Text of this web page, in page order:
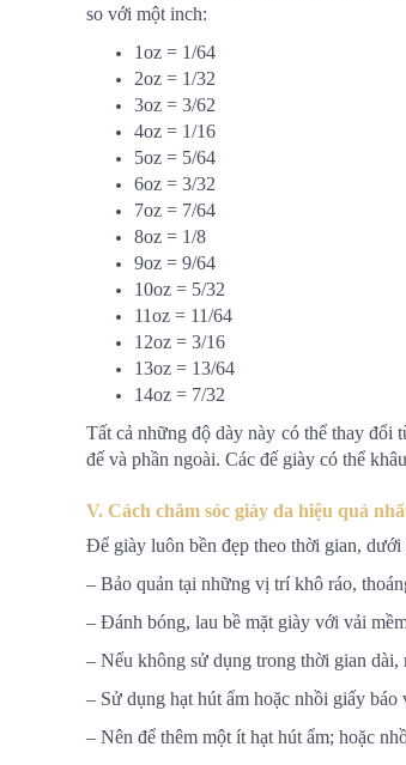
so với một inch:
1oz = 1/64
2oz = 1/32
3oz = 3/62
4oz = 1/16
5oz = 5/64
6oz = 3/32
7oz = 7/64
8oz = 1/8
9oz = 9/64
10oz = 5/32
11oz = 11/64
12oz = 3/16
13oz = 13/64
14oz = 7/32
Tất cả những độ dày này có thể thay đổi
đế và phần ngoài. Các đế giày có thể
V. Cách chăm sóc giày da hiệu quả
Để giày luôn bền đẹp theo thời gian,
– Bảo quản tại những vị trí khô ráo,
– Đánh bóng, lau bề mặt giày với vải
– Nếu không sử dụng trong thời gian
– Sử dụng hạt hút ẩm hoặc nhồi giấy
– Nên để thêm một ít hạt hút ẩm; hoặc